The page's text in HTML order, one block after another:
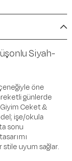
Siyah-
öne
günlerde
Ceket &
işe/okula
sonu
uyum sağlar.